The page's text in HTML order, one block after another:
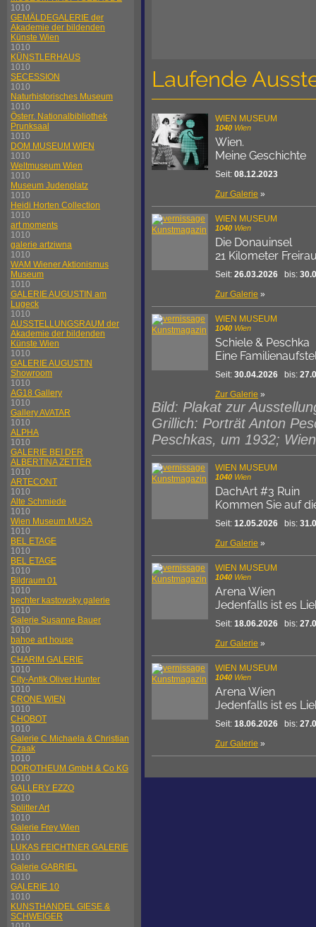
1010
GEMÄLDEGALERIE der
Akademie der bildenden
Künste Wien
1010
KÜNSTLERHAUS
1010
SECESSION
1010
Naturhistorisches Museum
1010
Österr. Nationalbibliothek
Prunksaal
1010
DOM MUSEUM WIEN
1010
Weltmuseum Wien
1010
Museum Judenplatz
1010
Heidi Horten Collection
1010
art moments
1010
galerie artziwna
1010
WAM Wiener Aktionismus
Museum
1010
GALERIE AUGUSTIN am
Lugeck
1010
AUSSTELLUNGSRAUM der
Akademie der bildenden
Künste Wien
1010
GALERIE AUGUSTIN
Showroom
1010
AG18 Gallery
1010
Gallery AVATAR
1010
ALPHA
1010
GALERIE BEI DER
ALBERTINA ZETTER
1010
ARTECONT
1010
Alte Schmiede
1010
Wien Museum MUSA
1010
BEL ETAGE
1010
BEL ETAGE
1010
Bildraum 01
1010
bechter kastowsky galerie
1010
Galerie Susanne Bauer
1010
bahoe art house
1010
CHARIM GALERIE
1010
City-Antik Oliver Hunter
1010
CRONE WIEN
1010
CHOBOT
1010
Galerie C Michaela & Christian
Czaak
1010
DOROTHEUM GmbH & Co KG
1010
GALLERY EZZO
1010
Splitter Art
1010
Galerie Frey Wien
1010
LUKAS FEICHTNER GALERIE
1010
Galerie GABRIEL
1010
GALERIE 10
1010
KUNSTHANDEL GIESE &
SCHWEIGER
Laufende
WIEN MUSEUM
1040 Wien
Wien.
Meine Geschichte
Seit: 08.12.2023
Zur Galerie »
WIEN MUSEUM
1040 Wien
Die Donauinsel
21 Kilometer
Seit: 26.03.2026 bis:
Zur Galerie »
WIEN MUSEUM
1040 Wien
Schiele & Peschka
Eine
Seit: 30.04.2026 bis:
Zur Galerie »
Bild: Plakat zur
Grillich: Porträt Anton
Peschkas, um 1932;
WIEN MUSEUM
1040 Wien
DachArt #3 Ruin
Kommen Sie auf
Seit: 12.05.2026 bis:
Zur Galerie »
WIEN MUSEUM
1040 Wien
Arena Wien
Jedenfalls ist es
Seit: 18.06.2026 bis:
Zur Galerie »
WIEN MUSEUM
1040 Wien
Arena Wien
Jedenfalls ist es
Seit: 18.06.2026 bis:
Zur Galerie »